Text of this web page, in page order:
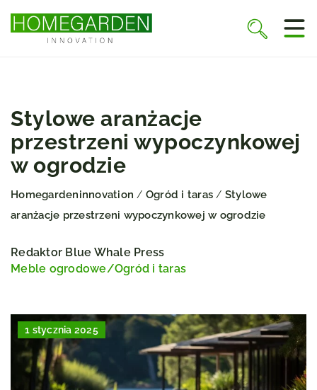
Stylowe aranżacje
przestrzeni wypoczynkowej
w ogrodzie
Homegardeninnovation / Ogród i taras / Stylowe
aranżacje przestrzeni wypoczynkowej w ogrodzie
Redaktor Blue Whale Press
Meble ogrodowe/Ogród i taras
1 stycznia 2025